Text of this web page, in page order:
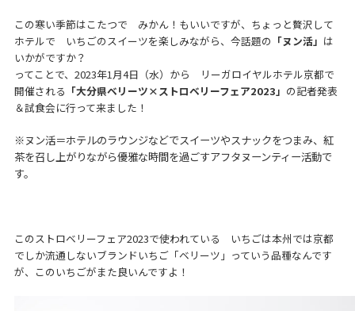
この寒い季節はこたつで みかん！もいいですが、ちょっと贅沢して
ホテルで いちごのスイーツを楽しみながら、今話題の 「ヌン活」 は
いかがですか？
ってことで、2023年1月4日（水）から リーガロイヤルホテル京都で
開催される 「大分県ベリーツ×ストロベリーフェア2023」 の記者発表
＆試食会に行って来ました！
※ヌン活＝ホテルのラウンジなどでスイーツやスナックをつまみ、紅
茶を召し上がりながら優雅な時間を過ごすアフタヌーンティー活動で
す。
このストロベリーフェア2023で使われている いちごは本州では京都
でしか流通しないブランドいちご「ベリーツ」っていう品種なんです
が、このいちごがまた良いんですよ！